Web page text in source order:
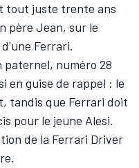
tout juste trente ans
père Jean, sur le
Ferrari.
paternel, numéro 28
en guise de rappel : le
tandis que Ferrari doit
pour le jeune Alesi.
de la Ferrari Driver